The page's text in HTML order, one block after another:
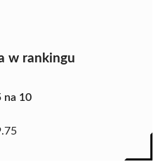
w rankingu
na 10